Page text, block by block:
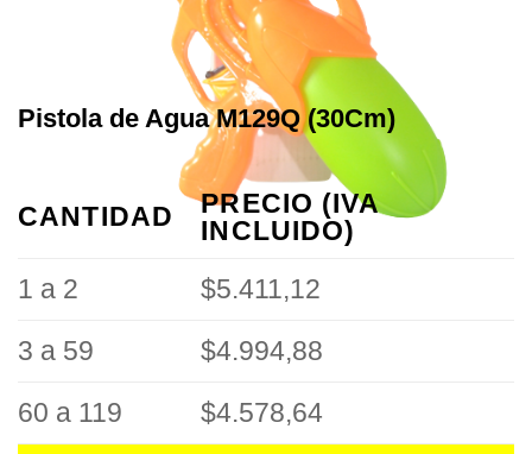
Pistola de Agua M129Q (30Cm)
CANTIDAD
PRECIO (IVA
INCLUIDO)
1 a 2
$5.411,12
3 a 59 $4.994,88
60 a 119 $4.578,64